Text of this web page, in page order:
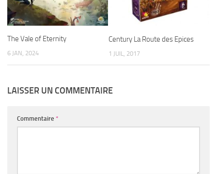
The Vale of Eternity
6 JAN, 2024
Century La Route des Epices
1 JUIL, 2017
LAISSER UN COMMENTAIRE
Commentaire *